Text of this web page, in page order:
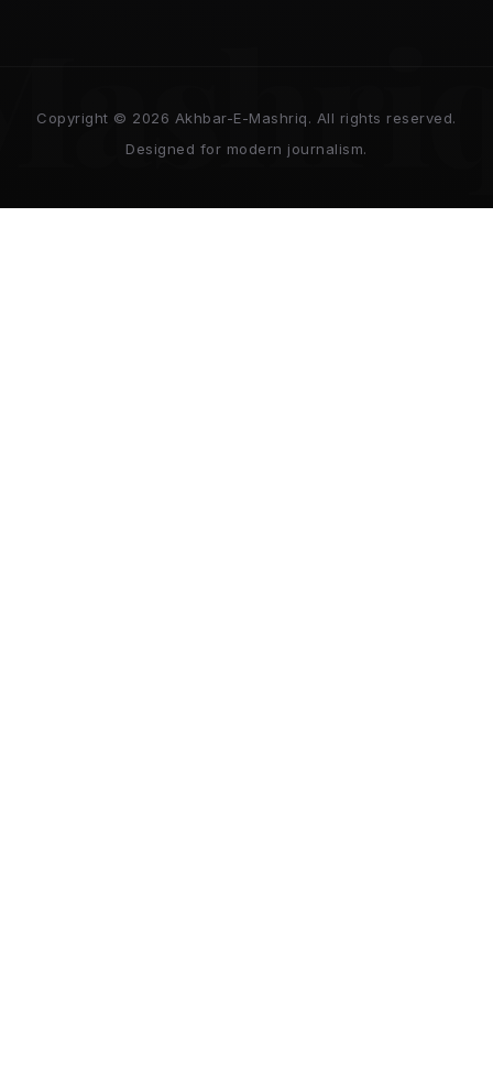
Copyright © 2026 Akhbar-E-Mashriq. All rights reserved.
Designed for modern journalism.